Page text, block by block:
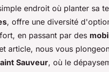
endroit où planter sa
, offre une diversité
en passant par des
article, nous vous
Sauveur, où le